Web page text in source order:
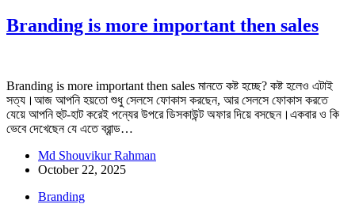
Branding is more important then sales
Branding is more important then sales মানতে কষ্ট হচ্ছে? কষ্ট হলেও এটাই
সত্য।আজ আপনি হয়তো শুধু সেলসে ফোকাস করছেন, আর সেলসে ফোকাস করতে
যেয়ে আপনি হুট-হাট করেই পন্যের উপরে ডিসকাউন্ট অফার দিয়ে বসছেন।একবার ও কি
ভেবে দেখেছেন যে এতে ব্রান্ড…
Md Shouvikur Rahman
October 22, 2025
Branding